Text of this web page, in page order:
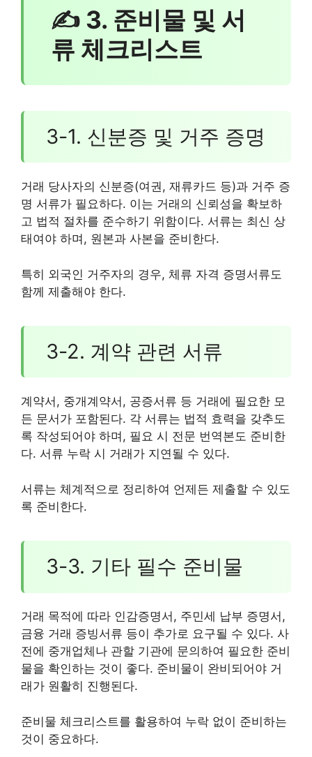
✍ 3. 준비물 및 서
류 체크리스트
3-1. 신분증 및 거주 증명
거래 당사자의 신분증(여권, 재류카드 등)과 거주 증
명 서류가 필요하다. 이는 거래의 신뢰성을 확보하
고 법적 절차를 준수하기 위함이다. 서류는 최신 상
태여야 하며, 원본과 사본을 준비한다.
특히 외국인 거주자의 경우, 체류 자격 증명서류도
함께 제출해야 한다.
3-2. 계약 관련 서류
계약서, 중개계약서, 공증서류 등 거래에 필요한 모
든 문서가 포함된다. 각 서류는 법적 효력을 갖추도
록 작성되어야 하며, 필요 시 전문 번역본도 준비한
다. 서류 누락 시 거래가 지연될 수 있다.
서류는 체계적으로 정리하여 언제든 제출할 수 있도
록 준비한다.
3-3. 기타 필수 준비물
거래 목적에 따라 인감증명서, 주민세 납부 증명서,
금융 거래 증빙서류 등이 추가로 요구될 수 있다. 사
전에 중개업체나 관할 기관에 문의하여 필요한 준비
물을 확인하는 것이 좋다. 준비물이 완비되어야 거
래가 원활히 진행된다.
준비물 체크리스트를 활용하여 누락 없이 준비하는
것이 중요하다.